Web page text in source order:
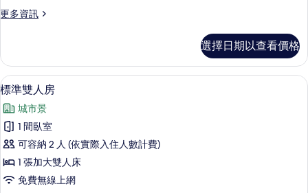
的
有
相
片
更多資訊
更
三
人
房
詳
情
選擇日期以查看價格
顯
示
標
準
雙
人
標準雙人房 | 客房內保險箱、遮光布/
35
標準雙人房
城市景
1 間臥室
可容納 2 人 (依實際入住人數計費)
1 張加大雙人床
免費無線上網